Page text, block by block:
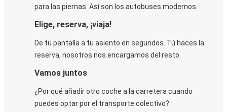
para las piernas. Así son los autobuses modernos.
Elige, reserva, ¡viaja!
De tu pantalla a tu asiento en segundos. Tú haces la
reserva, nosotros nos encargamos del resto.
Vamos juntos
¿Por qué añadir otro coche a la carretera cuando
puedes optar por el transporte colectivo?